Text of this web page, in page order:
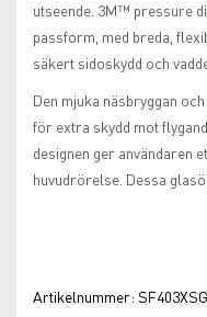
utseende. 3M™ pressure
passform, med breda,
säkert sidoskydd och
Den mjuka näsbryggan
för extra skydd mot
designen ger användaren
huvudrörelse. Dessa
Artikelnummer: